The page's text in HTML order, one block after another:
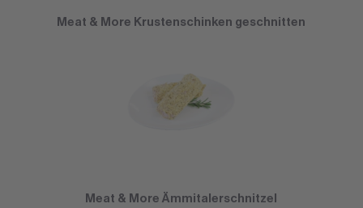
Meat & More Krustenschinken geschnitten
Meat & More Ämmitalerschnitzel